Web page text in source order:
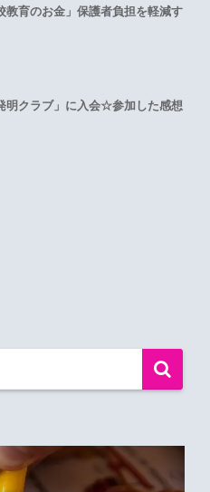
教育のお金」保護者負担を軽減す
明クラブ」に入会☆参加した感想